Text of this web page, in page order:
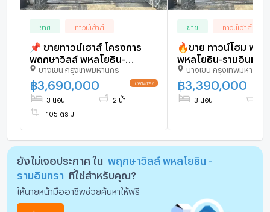
ขาย ทาวน์เฮ้าส์
📌 ขายทาวน์เฮาส์ โครงการ
พฤกษาวิลล์ พหลโยธิน-
รามอินทรา 2 ชั้น 3 ห้องนอน 2
ห้องน้ำ
บางเขน กรุงเทพมหานคร
฿3,690,000
3 นอน 2 น้ำ
105 ตร.ม.
ขาย ทาวน์เฮ้าส์
🔥ขาย ทาวน์โฮม พฤ
พหลโยธิน-รามอินทรา
Ville Phaholyothin-
ใกล้ถนนเทพรักษ์
บางเขน กรุงเทพมหานคร
฿3,390,000
3 นอน
ยังไม่เจอประกาศ ใน
พฤกษาวิลล์ พหลโยธิน -
รามอินทรา
ที่ใช่สำหรับคุณ?
ให้นายหน้ามืออาชีพช่วยค้นหาให้ฟรี